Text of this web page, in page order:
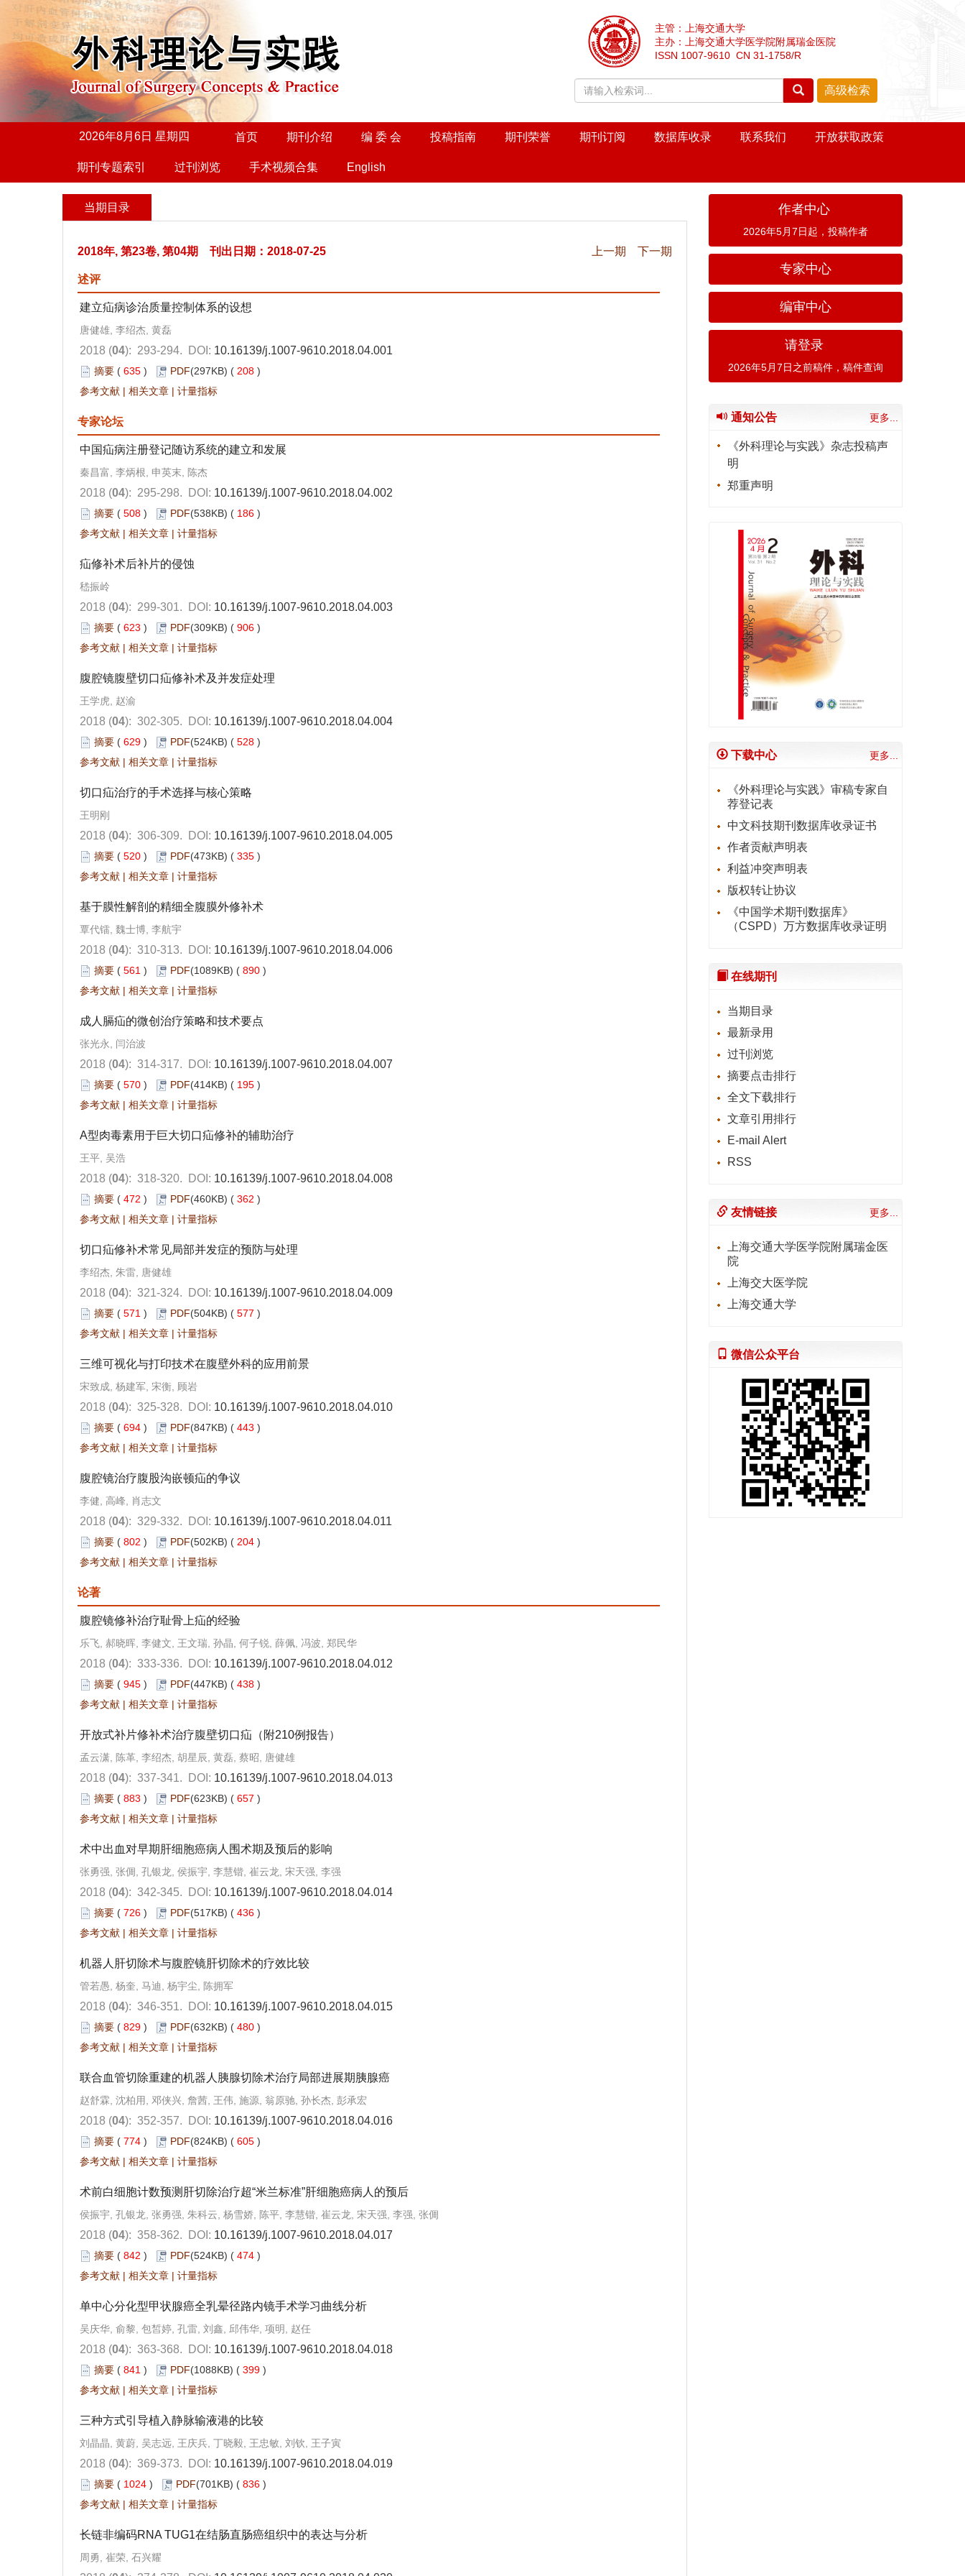
主管：上海交通大学
主办：上海交通大学医学院附属瑞金医院
ISSN 1007-9610 CN 31-1758/R
2026年8月6日 星期四 首页 期刊介绍 编 委 会 投稿指南 期刊荣誉 期刊订阅 数据库收录 联系我们 开放获取政策
期刊专题索引 过刊浏览 手术视频合集 English
当期目录
2018年, 第23卷, 第04期 刊出日期：2018-07-25 上一期 下一期
述评
建立疝病诊治质量控制体系的设想
唐健雄, 李绍杰, 黄磊
2018 (04): 293-294. DOI: 10.16139/j.1007-9610.2018.04.001
摘要 ( 635 ) PDF(297KB) ( 208 )
参考文献 | 相关文章 | 计量指标
专家论坛
中国疝病注册登记随访系统的建立和发展
秦昌富, 李炳根, 申英末, 陈杰
2018 (04): 295-298. DOI: 10.16139/j.1007-9610.2018.04.002
摘要 ( 508 ) PDF(538KB) ( 186 )
参考文献 | 相关文章 | 计量指标
疝修补术后补片的侵蚀
嵇振岭
2018 (04): 299-301. DOI: 10.16139/j.1007-9610.2018.04.003
摘要 ( 623 ) PDF(309KB) ( 906 )
参考文献 | 相关文章 | 计量指标
腹腔镜腹壁切口疝修补术及并发症处理
王学虎, 赵渝
2018 (04): 302-305. DOI: 10.16139/j.1007-9610.2018.04.004
摘要 ( 629 ) PDF(524KB) ( 528 )
参考文献 | 相关文章 | 计量指标
切口疝治疗的手术选择与核心策略
王明刚
2018 (04): 306-309. DOI: 10.16139/j.1007-9610.2018.04.005
摘要 ( 520 ) PDF(473KB) ( 335 )
参考文献 | 相关文章 | 计量指标
基于膜性解剖的精细全腹膜外修补术
覃代镭, 魏士博, 李航宇
2018 (04): 310-313. DOI: 10.16139/j.1007-9610.2018.04.006
摘要 ( 561 ) PDF(1089KB) ( 890 )
参考文献 | 相关文章 | 计量指标
成人膈疝的微创治疗策略和技术要点
张光永, 闫治波
2018 (04): 314-317. DOI: 10.16139/j.1007-9610.2018.04.007
摘要 ( 570 ) PDF(414KB) ( 195 )
参考文献 | 相关文章 | 计量指标
A型肉毒素用于巨大切口疝修补的辅助治疗
王平, 吴浩
2018 (04): 318-320. DOI: 10.16139/j.1007-9610.2018.04.008
摘要 ( 472 ) PDF(460KB) ( 362 )
参考文献 | 相关文章 | 计量指标
切口疝修补术常见局部并发症的预防与处理
李绍杰, 朱雷, 唐健雄
2018 (04): 321-324. DOI: 10.16139/j.1007-9610.2018.04.009
摘要 ( 571 ) PDF(504KB) ( 577 )
参考文献 | 相关文章 | 计量指标
三维可视化与打印技术在腹壁外科的应用前景
宋致成, 杨建军, 宋衡, 顾岩
2018 (04): 325-328. DOI: 10.16139/j.1007-9610.2018.04.010
摘要 ( 694 ) PDF(847KB) ( 443 )
参考文献 | 相关文章 | 计量指标
腹腔镜治疗腹股沟嵌顿疝的争议
李健, 高峰, 肖志文
2018 (04): 329-332. DOI: 10.16139/j.1007-9610.2018.04.011
摘要 ( 802 ) PDF(502KB) ( 204 )
参考文献 | 相关文章 | 计量指标
论著
腹腔镜修补治疗耻骨上疝的经验
乐飞, 郝晓晖, 李健文, 王文瑞, 孙晶, 何子锐, 薛佩, 冯波, 郑民华
2018 (04): 333-336. DOI: 10.16139/j.1007-9610.2018.04.012
摘要 ( 945 ) PDF(447KB) ( 438 )
参考文献 | 相关文章 | 计量指标
开放式补片修补术治疗腹壁切口疝（附210例报告）
孟云潇, 陈革, 李绍杰, 胡星辰, 黄磊, 蔡昭, 唐健雄
2018 (04): 337-341. DOI: 10.16139/j.1007-9610.2018.04.013
摘要 ( 883 ) PDF(623KB) ( 657 )
参考文献 | 相关文章 | 计量指标
术中出血对早期肝细胞癌病人围术期及预后的影响
张勇强, 张倜, 孔银龙, 侯振宇, 李慧锴, 崔云龙, 宋天强, 李强
2018 (04): 342-345. DOI: 10.16139/j.1007-9610.2018.04.014
摘要 ( 726 ) PDF(517KB) ( 436 )
参考文献 | 相关文章 | 计量指标
机器人肝切除术与腹腔镜肝切除术的疗效比较
管若愚, 杨奎, 马迪, 杨宇尘, 陈拥军
2018 (04): 346-351. DOI: 10.16139/j.1007-9610.2018.04.015
摘要 ( 829 ) PDF(632KB) ( 480 )
参考文献 | 相关文章 | 计量指标
联合血管切除重建的机器人胰腺切除术治疗局部进展期胰腺癌
赵舒霖, 沈柏用, 邓侠兴, 詹茜, 王伟, 施源, 翁原驰, 孙长杰, 彭承宏
2018 (04): 352-357. DOI: 10.16139/j.1007-9610.2018.04.016
摘要 ( 774 ) PDF(824KB) ( 605 )
参考文献 | 相关文章 | 计量指标
术前白细胞计数预测肝切除治疗超“米兰标准”肝细胞癌病人的预后
侯振宇, 孔银龙, 张勇强, 朱科云, 杨雪娇, 陈平, 李慧锴, 崔云龙, 宋天强, 李强, 张倜
2018 (04): 358-362. DOI: 10.16139/j.1007-9610.2018.04.017
摘要 ( 842 ) PDF(524KB) ( 474 )
参考文献 | 相关文章 | 计量指标
单中心分化型甲状腺癌全乳晕径路内镜手术学习曲线分析
吴庆华, 俞黎, 包皙婷, 孔雷, 刘鑫, 邱伟华, 项明, 赵任
2018 (04): 363-368. DOI: 10.16139/j.1007-9610.2018.04.018
摘要 ( 841 ) PDF(1088KB) ( 399 )
参考文献 | 相关文章 | 计量指标
三种方式引导植入静脉输液港的比较
刘晶晶, 黄蔚, 吴志远, 王庆兵, 丁晓毅, 王忠敏, 刘钦, 王子寅
2018 (04): 369-373. DOI: 10.16139/j.1007-9610.2018.04.019
摘要 ( 1024 ) PDF(701KB) ( 836 )
参考文献 | 相关文章 | 计量指标
长链非编码RNA TUG1在结肠直肠癌组织中的表达与分析
周勇, 崔荣, 石兴耀
作者中心
2026年5月7日起，投稿作者
专家中心
编审中心
请登录
2026年5月7日之前稿件，稿件查询
通知公告 更多...
《外科理论与实践》杂志投稿声
明
郑重声明
下载中心 更多...
《外科理论与实践》审稿专家自
荐登记表
中文科技期刊数据库收录证书
作者贡献声明表
利益冲突声明表
版权转让协议
《中国学术期刊数据库》
（CSPD）万方数据库收录证明
在线期刊
当期目录
最新录用
过刊浏览
摘要点击排行
全文下载排行
文章引用排行
E-mail Alert
RSS
友情链接 更多...
上海交通大学医学院附属瑞金医
院
上海交大医学院
上海交通大学
微信公众平台